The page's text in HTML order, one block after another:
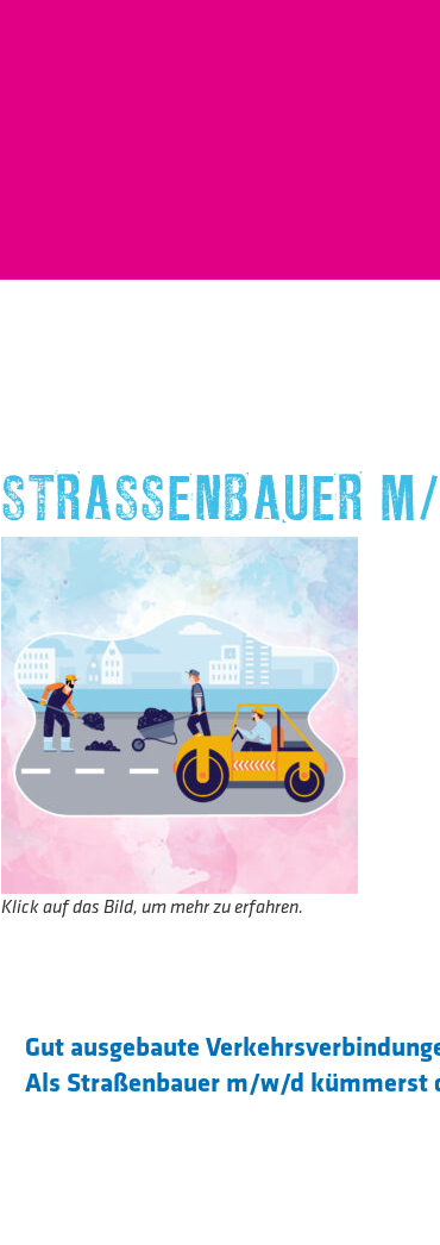
STRASSENBAUER M/
Klick auf das Bild, um mehr zu erfahren.
Gut ausgebaute
Als Straßenbauer m/w/d kümmerst